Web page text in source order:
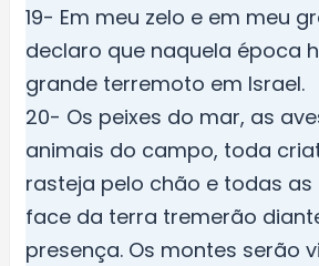
19- Em meu zelo e em meu
declaro que naquela época
grande terremoto em Israel.
20- Os peixes do mar, as
animais do campo, toda
rasteja pelo chão e todas as
face da terra tremerão
presença. Os montes serão